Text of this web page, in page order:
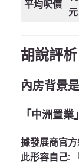
平均呎價
元
胡說評析
內房背景
「中洲置
據發展商官
此形容自己: